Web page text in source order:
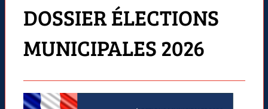
DOSSIER ÉLECTIONS
MUNICIPALES 2026